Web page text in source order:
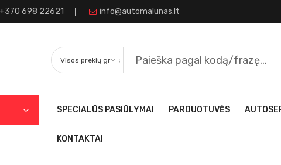
+370 698 22621 info@automalunas.lt
SPECIALŪS PASIŪLYMAI PARDUOTUVĖS
KONTAKTAI